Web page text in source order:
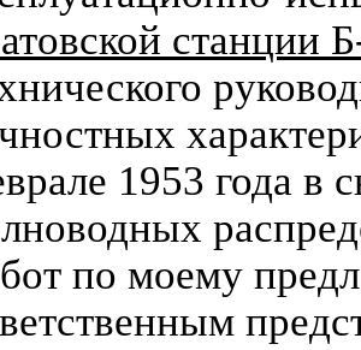
станции
1953 года в
по моему